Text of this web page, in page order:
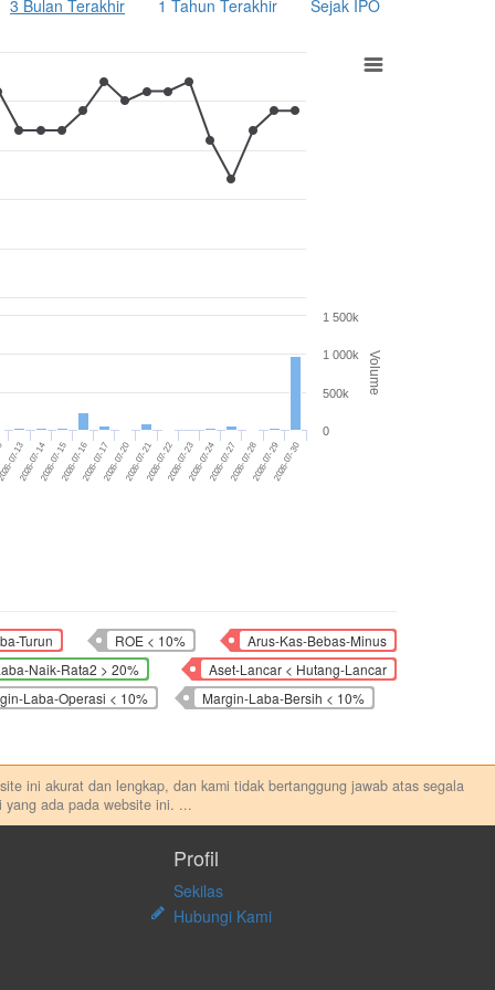
3 Bulan Terakhir 1 Tahun Terakhir Sejak IPO
Volume
07-132026-07-142026-07-152026-07-162026-07-172026-07-202026-07-212026-07-222026-07-232026-07-242026-07-272026-07-282026-07-292026-07-30
0
500k
1 000k
1 500k
Turun ROE < 10%
Arus-Kas-Bebas-Minus
Naik-Rata2 > 20%
Aset-Lancar < Hutang-Lancar
Laba-Operasi < 10% Margin-Laba-Bersih < 10%
ini akurat dan lengkap, dan kami tidak bertanggung jawab atas segala
yang ada pada website ini. ...
maupun tidak langsung atas konten pada website ini.
Profil
Sekilas
Hubungi Kami